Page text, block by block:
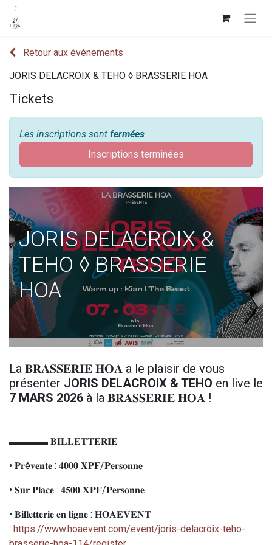
Retour aux événements
JORIS DELACROIX & TEHO ◊ BRASSERIE HOA
Tickets
Les inscriptions sont fermées
Inscriptions terminées
JORIS DELACROIX &
TEHO ◊ BRASSERIE
HOA
La 𝐁𝐑𝐀𝐒𝐒𝐄𝐑𝐈𝐄 𝐇𝐎𝐀 a le plaisir de vous
présenter JORIS DELACROIX & TEHO en live le
7 MARS 2026 à la 𝐁𝐑𝐀𝐒𝐒𝐄𝐑𝐈𝐄 𝐇𝐎𝐀 !
▬▬▬▬ 𝐁𝐈𝐋𝐋𝐄𝐓𝐓𝐄𝐑𝐈𝐄
• 𝐏𝐫é𝐯𝐞𝐧𝐭𝐞 : 𝟒𝟎𝟎𝟎 𝐗𝐏𝐅/𝐏𝐞𝐫𝐬𝐨𝐧𝐧𝐞
• 𝐒𝐮𝐫 𝐏𝐥𝐚𝐜𝐞 : 𝟒𝟓𝟎𝟎 𝐗𝐏𝐅/𝐏𝐞𝐫𝐬𝐨𝐧𝐧𝐞
• 𝐁𝐢𝐥𝐥𝐞𝐭𝐭𝐞𝐫𝐢𝐞 𝐞𝐧 𝐥𝐢𝐠𝐧𝐞 : 𝐇𝐎𝐀𝐄𝐕𝐄𝐍𝐓
: https://www.hoaevent.com/event/joris-delacroix-teho-